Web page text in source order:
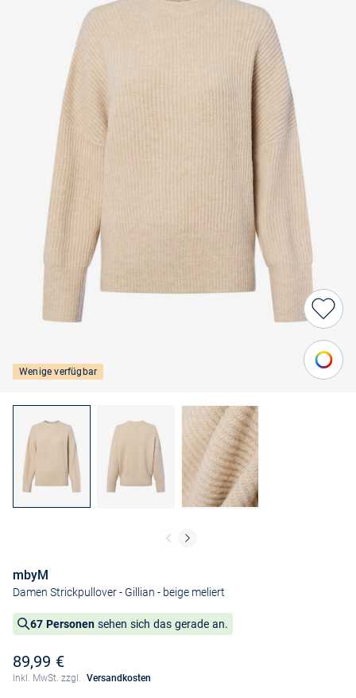
Wenige verfügbar
mbyM
Damen Strickpullover - Gillian - beige meliert
67 Personen sehen sich das gerade an.
89,99 €
Inkl. MwSt. zzgl. Versandkosten